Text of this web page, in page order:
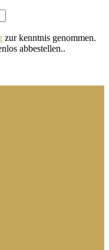
zur kenntnis genommen.
abbestellen..